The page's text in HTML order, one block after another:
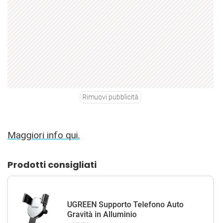
Rimuovi pubblicità
Maggiori info qui.
Prodotti consigliati
UGREEN Supporto Telefono Auto
Gravità in Alluminio